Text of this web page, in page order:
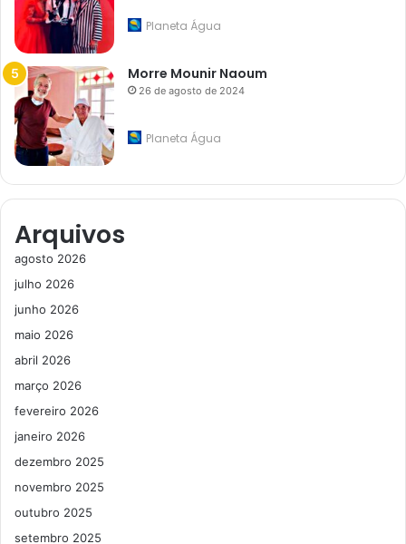
Planeta Água
Morre Mounir Naoum
26 de agosto de 2024
Planeta Água
Arquivos
agosto 2026
julho 2026
junho 2026
maio 2026
abril 2026
março 2026
fevereiro 2026
janeiro 2026
dezembro 2025
novembro 2025
outubro 2025
setembro 2025